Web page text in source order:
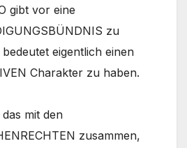
gibt vor eine
zu
bedeutet eigentlich einen
Charakter zu haben.
mit den
zusammen,